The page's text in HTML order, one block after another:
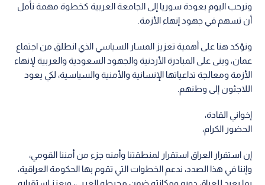
ونرحب اليوم بعودة سوريا إلى الجامعة العربية كخطوة مهمة نأمل
أن تسهم في جهود إنهاء الأزمة.
ونؤكد هنا على أهمية تعزيز المسار السياسي الذي انطلق من اجتماع
عمان، وبنى على المبادرة الأردنية والجهود السعودية والعربية لإنهاء
الأزمة ومعالجة تداعياتها الإنسانية والأمنية والسياسية، لكي يعود
اللاجئون إلى وطنهم.
إخواني القادة،
الحضور الكرام،
إن استقرار العراق استقرار لمنطقتنا وأمنه جزء من أمننا القومي،
وإننا في هذا الصدد، ندعم الخطوات التي تقوم بها الحكومة العراقية،
بما يعيد للعراق دوره ومكانته ضمن محيطه العربي، ويعزز استقراره